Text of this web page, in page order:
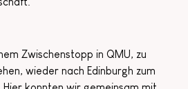
Zwischenstopp in QMU, zu
wieder nach Edinburgh zum